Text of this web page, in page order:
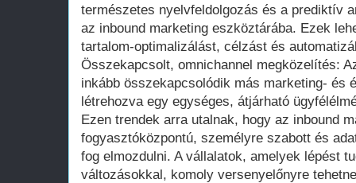
természetes nyelvfeldolgozás és a prediktív
az inbound marketing eszköztárába. Ezek
tartalom-optimalizálást, célzást és
Összekapcsolt, omnichannel megközelítés:
inkább összekapcsolódik más marketing- és
létrehozva egy egységes, átjárható
Ezen trendek arra utalnak, hogy az inbound
fogyasztóközpontú, személyre szabott és
fog elmozdulni. A vállalatok, amelyek lépést
változásokkal, komoly versenyelőnyre